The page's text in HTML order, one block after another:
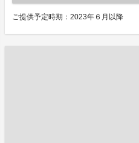
ご提供予定時期：2023年６月以降